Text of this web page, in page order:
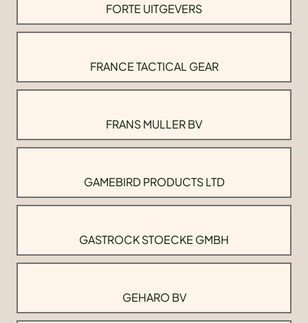
FORTE UITGEVERS
FRANCE TACTICAL GEAR
FRANS MULLER BV
GAMEBIRD PRODUCTS LTD
GASTROCK STOECKE GMBH
GEHARO BV